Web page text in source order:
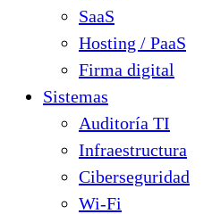
SaaS
Hosting / PaaS
Firma digital
Sistemas
Auditoría TI
Infraestructura
Ciberseguridad
Wi-Fi